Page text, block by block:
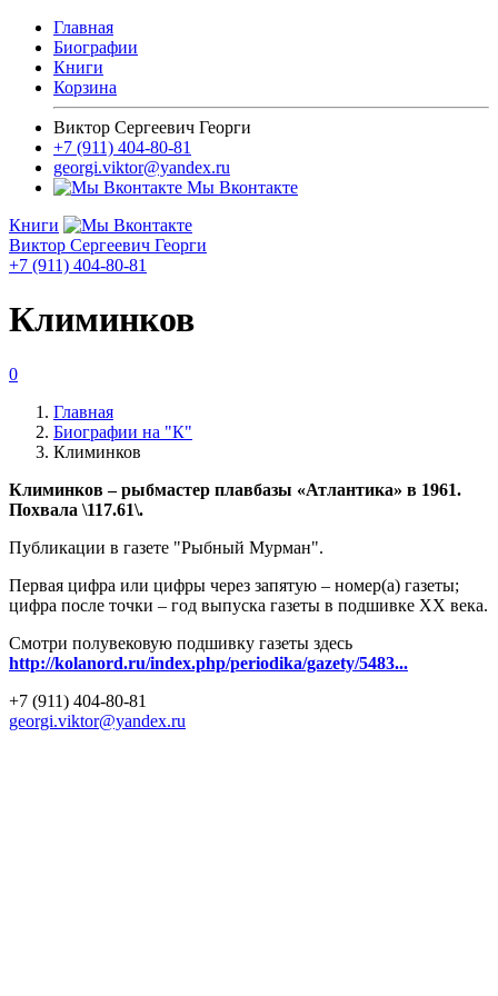
Главная
Биографии
Книги
Корзина
Виктор Сергеевич Георги
+7 (911) 404-80-81
georgi.viktor@yandex.ru
Мы Вконтакте
Книги
Виктор Сергеевич Георги
+7 (911) 404-80-81
Климинков
0
Главная
Биографии на "К"
Климинков
Климинков – рыбмастер плавбазы «Атлантика» в 1961.
Похвала \117.61\.
Публикации в газете "Рыбный Мурман".
Первая цифра или цифры через запятую – номер(а) газеты;
цифра после точки – год выпуска газеты в подшивке ХХ века.
Смотри полувековую подшивку газеты здесь
http://kolanord.ru/index.php/periodika/gazety/5483...
+7 (911) 404-80-81
georgi.viktor@yandex.ru